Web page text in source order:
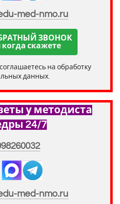
med-nmo.ru
ЗВОНОК
скажете
на обработку
данных.
у методиста
24/7
med-nmo.ru